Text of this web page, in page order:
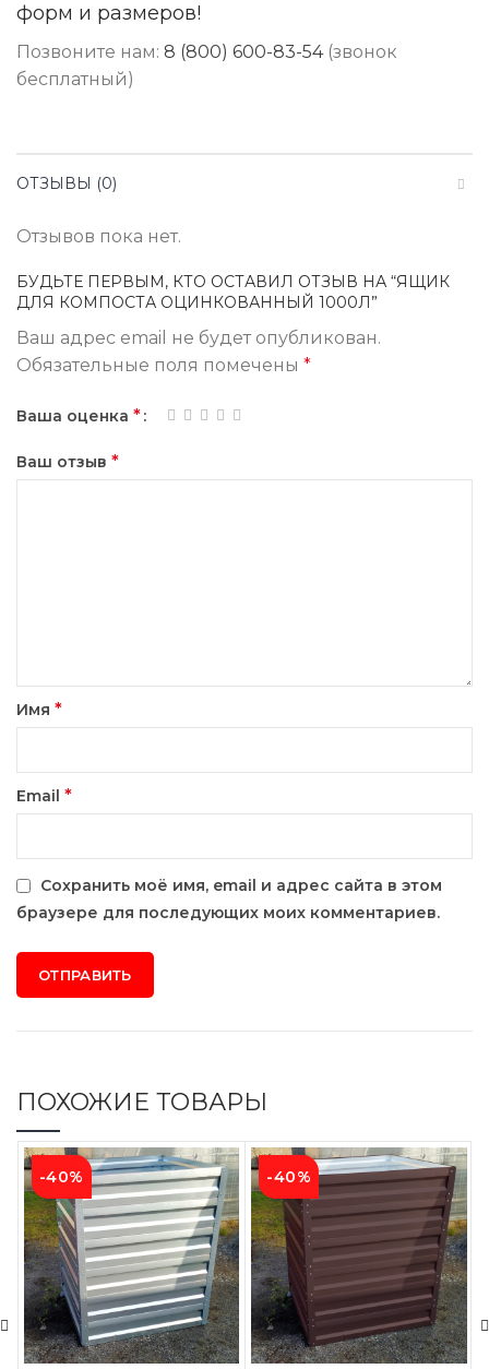
форм и размеров!
Позвоните нам: 8 (800) 600-83-54(звонок
бесплатный)
ОТЗЫВЫ (0)
Отзывов пока нет.
БУДЬТЕ ПЕРВЫМ, КТО ОСТАВИЛ ОТЗЫВ НА “ЯЩИК
ДЛЯ КОМПОСТА ОЦИНКОВАННЫЙ 1000Л”
Ваш адрес email не будет опубликован.
Обязательные поля помечены *
Ваша оценка *
Ваш отзыв *
Имя *
Email *
Сохранить моё имя, email и адрес сайта в этом
браузере для последующих моих комментариев.
ПОХОЖИЕ ТОВАРЫ
-40% -40%